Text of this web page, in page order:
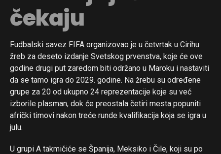
čekaju
Fudbalski savez FIFA organizovao je u četvrtak u Cirihu
žreb za deseto izdanje Svetskog prvenstva, koje će ove
godine drugi put zaredom biti održano u Maroku i nastaviti
da se tamo igra do 2029. godine. Na žrebu su određene
grupe za 20 od ukupno 24 reprezentacije koje su već
izborile plasman, dok će preostala četiri mesta popuniti
afrički timovi nakon treće runde kvalifikacija koja se igra u
julu.
U grupi A takmičiće se Španija, Meksiko i Čile, koji su po